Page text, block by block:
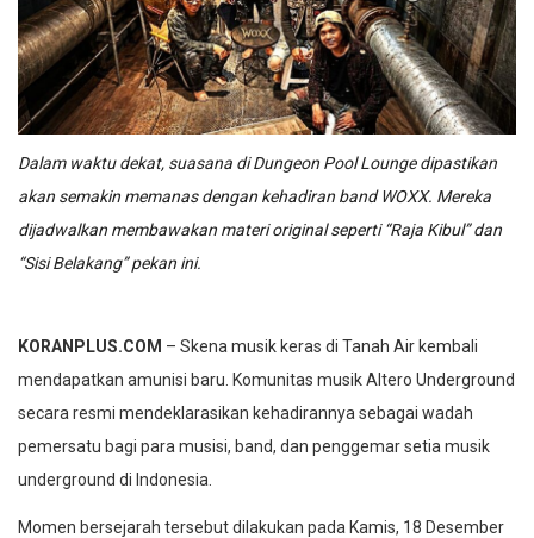
Dalam waktu dekat, suasana di Dungeon Pool Lounge dipastikan
akan semakin memanas dengan kehadiran band WOXX. Mereka
dijadwalkan membawakan materi original seperti “Raja Kibul” dan
“Sisi Belakang” pekan ini.
KORANPLUS.COM – Skena musik keras di Tanah Air kembali
mendapatkan amunisi baru. Komunitas musik Altero Underground
secara resmi mendeklarasikan kehadirannya sebagai wadah
pemersatu bagi para musisi, band, dan penggemar setia musik
underground di Indonesia.
Momen bersejarah tersebut dilakukan pada Kamis, 18 Desember